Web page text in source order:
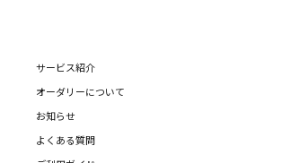
サービス紹介
オーダリーについて
お知らせ
よくある質問